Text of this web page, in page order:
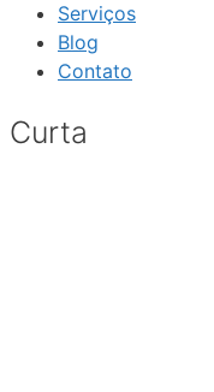
Serviços
Blog
Contato
Curta